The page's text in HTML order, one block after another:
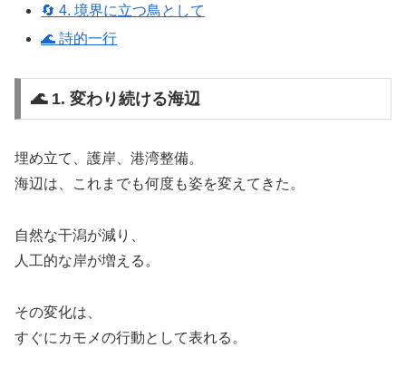
🔄 4. 境界に立つ鳥として
🌊 詩的一行
🌊 1. 変わり続ける海辺
埋め立て、護岸、港湾整備。
海辺は、これまでも何度も姿を変えてきた。
自然な干潟が減り、
人工的な岸が増える。
その変化は、
すぐにカモメの行動として表れる。